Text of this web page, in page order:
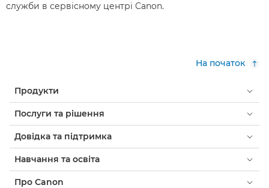
служби в сервісному центрі Canon.
На початок
Продукти
Послуги та рішення
Довідка та підтримка
Навчання та освіта
Про Canon